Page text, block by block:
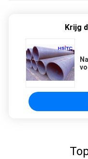
eye strain
once you
adjustment
strain
taking the
the
Krijg